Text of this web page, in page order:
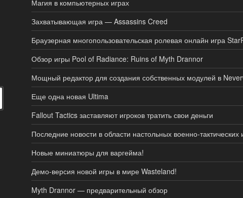
Магия в компьютерных играх
Захватывающая игра — Assassins Creed
Браузерная многопользовательская ролевая онлайн игра
Обзор игры Pool of Radiance: Ruins of Myth Drannor
Мощный редактор для создания собственных модулей в
Еще одна новая Ultima
Fallout Tactics заставляют игроков тратить свои деньги
Последние новости в области настольных военно-тактических
Новые миниатюры для варгейма!
Демо-версия новой игры в мире Wasteland!
Myth Drannor — предварительный обзор